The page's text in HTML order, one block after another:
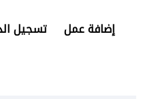
تسجيل إضافة عمل